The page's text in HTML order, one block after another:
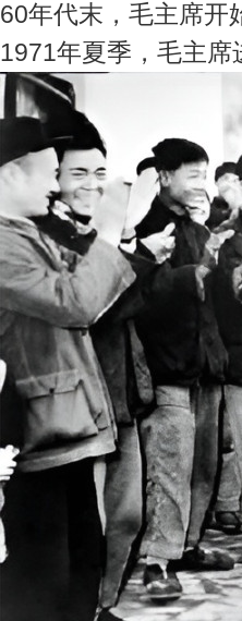
60年代末，毛主席开
1971年夏季，毛主席